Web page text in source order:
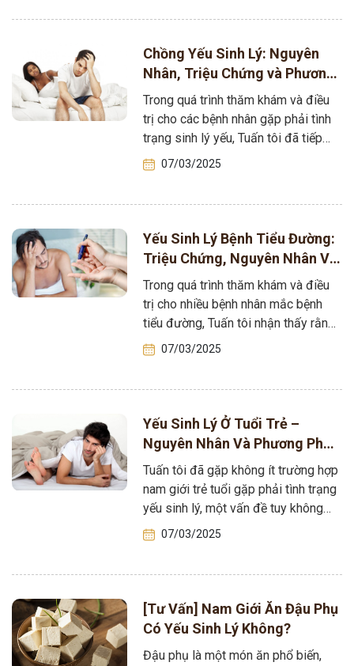
Chồng Yếu Sinh Lý: Nguyên
Nhân, Triệu Chứng và Phương
Pháp Điều Trị Hiệu Quả
Trong quá trình thăm khám và điều
trị cho các bệnh nhân gặp phải tình
trạng sinh lý yếu, Tuấn tôi đã tiếp
xúc với…
07/03/2025
Yếu Sinh Lý Bệnh Tiểu Đường:
Triệu Chứng, Nguyên Nhân Và
Phương Pháp Điều Trị
Trong quá trình thăm khám và điều
trị cho nhiều bệnh nhân mắc bệnh
tiểu đường, Tuấn tôi nhận thấy rằng
một trong những vấn…
07/03/2025
Yếu Sinh Lý Ở Tuổi Trẻ –
Nguyên Nhân Và Phương Pháp
Điều Trị Hiệu Quả
Tuấn tôi đã gặp không ít trường hợp
nam giới trẻ tuổi gặp phải tình trạng
yếu sinh lý, một vấn đề tuy không
phải…07/03/2025
[Tư Vấn] Nam Giới Ăn Đậu Phụ
Có Yếu Sinh Lý Không?
Đậu phụ là một món ăn phổ biến,